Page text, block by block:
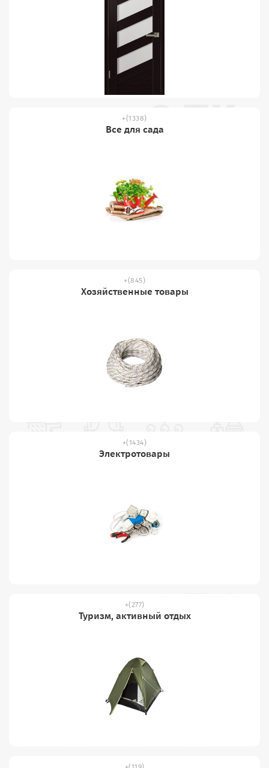
(1338)
Все для сада
(845)
Хозяйственные товары
(1434)
Электротовары
(277)
Туризм, активный отдых